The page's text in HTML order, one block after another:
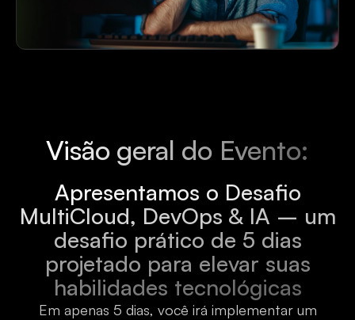
Visão geral do Evento:
Apresentamos o Desafio
MultiCloud, DevOps & IA – um
desafio prático de 5 dias
projetado para elevar suas
habilidades tecnológicas
Em apenas 5 dias, você irá implementar um